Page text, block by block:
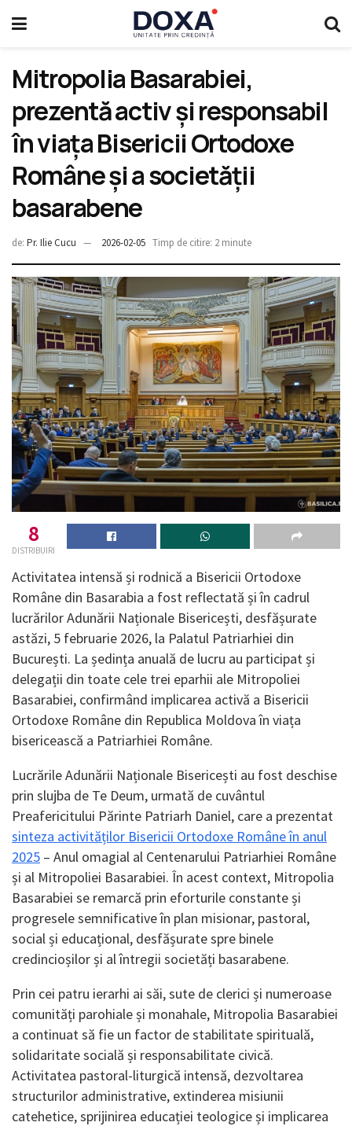
Mitropolia Basarabiei,
prezentă activ și responsabil
în viața Bisericii Ortodoxe
Române și a societății
basarabene
de: Pr. Ilie Cucu 2026-02-05 Timp de citire: 2 minute
8
DISTRIBUIRI
Activitatea intensă și rodnică a Bisericii Ortodoxe
Române din Basarabia a fost reflectată și în cadrul
lucrărilor Adunării Naționale Bisericești, desfășurate
astăzi, 5 februarie 2026, la Palatul Patriarhiei din
București. La ședința anuală de lucru au participat și
delegații din toate cele trei eparhii ale Mitropoliei
Basarabiei, confirmând implicarea activă a Bisericii
Ortodoxe Române din Republica Moldova în viața
bisericească a Patriarhiei Române.
Lucrările Adunării Naționale Bisericești au fost deschise
prin slujba de Te Deum, urmată de cuvântul
Preafericitului Părinte Patriarh Daniel, care a prezentat
sinteza activităților Bisericii Ortodoxe Române în anul
2025 – Anul omagial al Centenarului Patriarhiei Române
și al Mitropoliei Basarabiei. În acest context, Mitropolia
Basarabiei se remarcă prin eforturile constante și
progresele semnificative în plan misionar, pastoral,
social și educațional, desfășurate spre binele
credincioșilor și al întregii societăți basarabene.
Prin cei patru ierarhi ai săi, sute de clerici și numeroase
comunități parohiale și monahale, Mitropolia Basarabiei
a continuat să fie un factor de stabilitate spirituală,
solidaritate socială și responsabilitate civică.
Activitatea pastoral-liturgică intensă, dezvoltarea
structurilor administrative, extinderea misiunii
catehetice, sprijinirea educației teologice și implicarea